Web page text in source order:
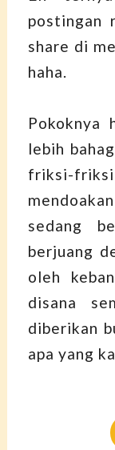
postingan
share di
haha.
Pokoknya
lebih
friksi-
sedang
berjuang
oleh
disana
diberikan
apa yang